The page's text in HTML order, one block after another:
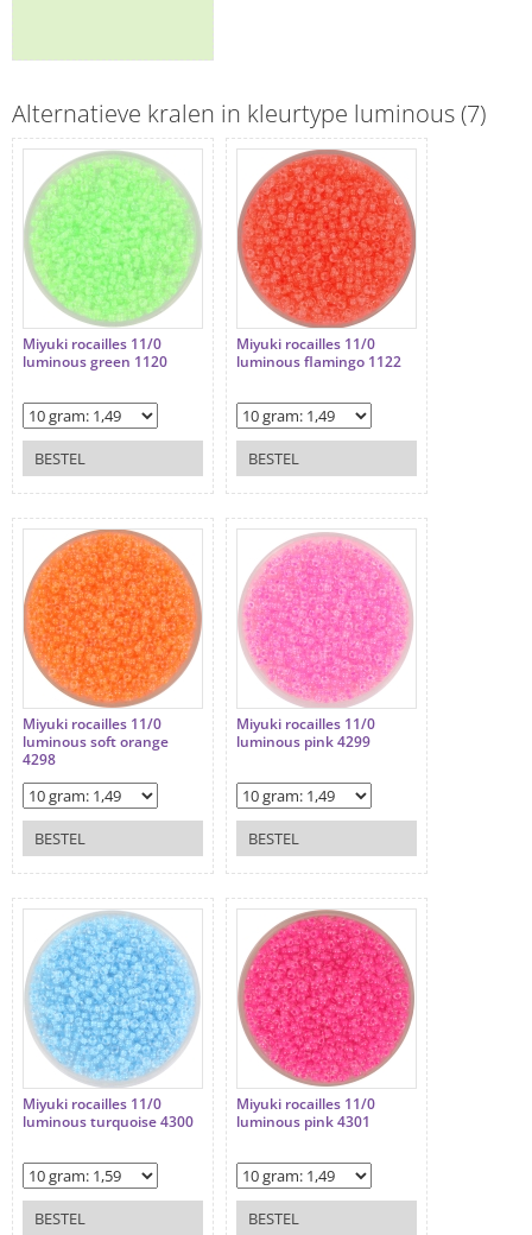
Alternatieve kralen in kleurtype luminous (7)
Miyuki rocailles 11/0
luminous green 1120
BESTEL
Miyuki rocailles 11/0
luminous flamingo 1122
BESTEL
Miyuki rocailles 11/0
luminous soft orange
4298
BESTEL
Miyuki rocailles 11/0
luminous pink 4299
BESTEL
Miyuki rocailles 11/0
luminous turquoise 4300
BESTEL
Miyuki rocailles 11/0
luminous pink 4301
BESTEL